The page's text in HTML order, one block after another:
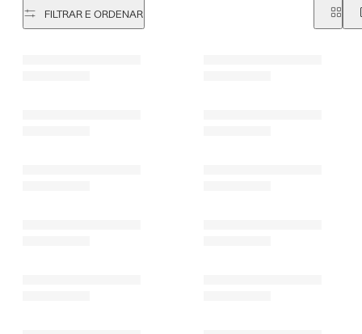
FILTRAR E ORDENAR